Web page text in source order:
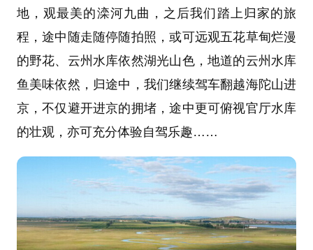
地，观最美的滦河九曲，之后我们踏上归家的旅
程，途中随走随停随拍照，或可远观五花草甸烂漫
的野花、云州水库依然湖光山色，地道的云州水库
鱼美味依然，归途中，我们继续驾车翻越海陀山进
京，不仅避开进京的拥堵，途中更可俯视官厅水库
的壮观，亦可充分体验自驾乐趣……